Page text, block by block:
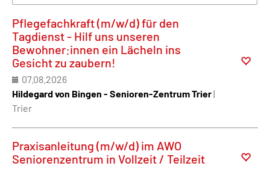
Pflegefachkraft (m/w/d) für den
Tagdienst - Hilf uns unseren
Bewohner:innen ein Lächeln ins
Gesicht zu zaubern!
07.08.2026
Hildegard von Bingen - Senioren-Zentrum Trier|
Trier
Praxisanleitung (m/w/d) im AWO
Seniorenzentrum in Vollzeit / Teilzeit